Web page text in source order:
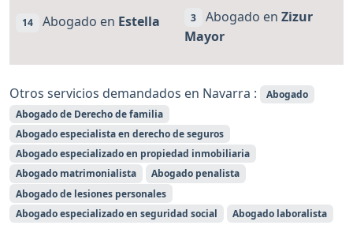
14 Abogado en Estella 3 Abogado en Zizur
Mayor
Otros servicios demandados en Navarra :
Abogado
Abogado de Derecho de familia
Abogado especialista en derecho de seguros
Abogado especializado en propiedad inmobiliaria
Abogado matrimonialista
Abogado penalista
Abogado de lesiones personales
Abogado especializado en seguridad social
Abogado laboralista